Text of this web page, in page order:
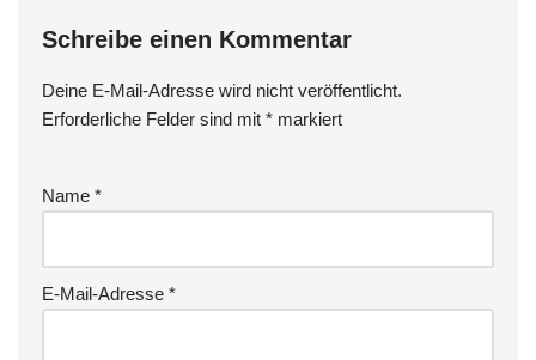
Schreibe einen Kommentar
Deine E-Mail-Adresse wird nicht veröffentlicht.
Erforderliche Felder sind mit * markiert
Name *
E-Mail-Adresse *